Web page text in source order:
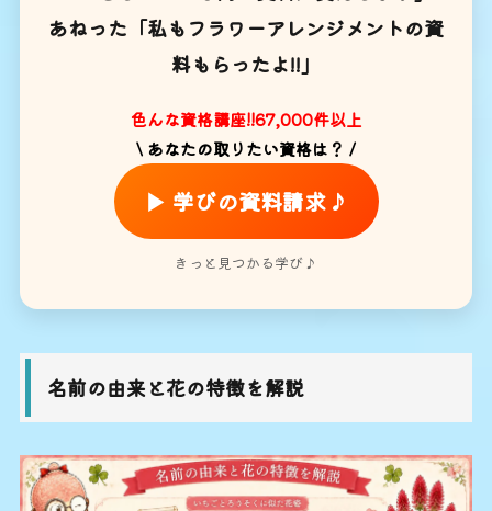
あねった「私もフラワーアレンジメントの資
料もらったよ!!」
色んな資格講座!!67,000件以上
\ あなたの取りたい資格は？ /
▶ 学びの資料請求♪
きっと見つかる学び♪
名前の由来と花の特徴を解説